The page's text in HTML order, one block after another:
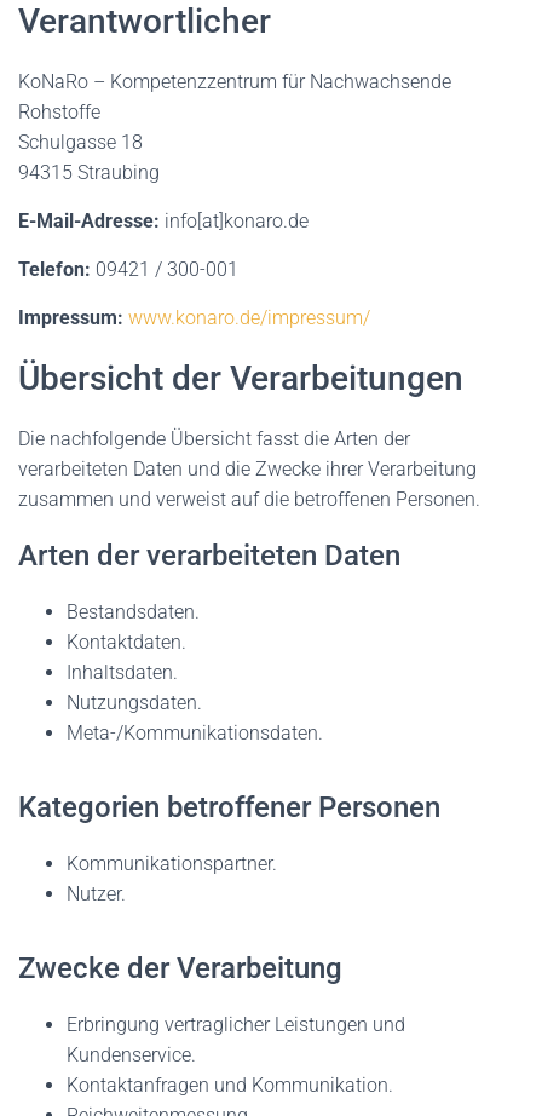
Verantwortlicher
KoNaRo – Kompetenzzentrum für Nachwachsende
Rohstoffe
Schulgasse 18
94315 Straubing
E-Mail-Adresse: info[at]konaro.de
Telefon: 09421 / 300-001
Impressum: www.konaro.de/impressum/
Übersicht der Verarbeitungen
Die nachfolgende Übersicht fasst die Arten der
verarbeiteten Daten und die Zwecke ihrer Verarbeitung
zusammen und verweist auf die betroffenen Personen.
Arten der verarbeiteten Daten
Bestandsdaten.
Kontaktdaten.
Inhaltsdaten.
Nutzungsdaten.
Meta-/Kommunikationsdaten.
Kategorien betroffener Personen
Kommunikationspartner.
Nutzer.
Zwecke der Verarbeitung
Erbringung vertraglicher Leistungen und
Kundenservice.
Kontaktanfragen und Kommunikation.